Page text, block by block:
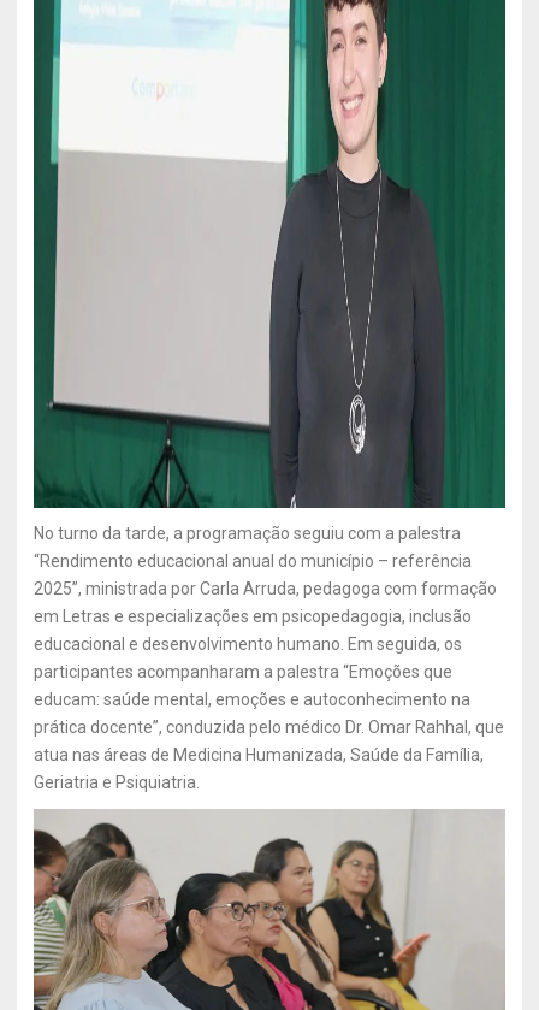
No turno da tarde, a programação seguiu com a palestra
“Rendimento educacional anual do município – referência
2025”, ministrada por Carla Arruda, pedagoga com formação
em Letras e especializações em psicopedagogia, inclusão
educacional e desenvolvimento humano. Em seguida, os
participantes acompanharam a palestra “Emoções que
educam: saúde mental, emoções e autoconhecimento na
prática docente”, conduzida pelo médico Dr. Omar Rahhal, que
atua nas áreas de Medicina Humanizada, Saúde da Família,
Geriatria e Psiquiatria.